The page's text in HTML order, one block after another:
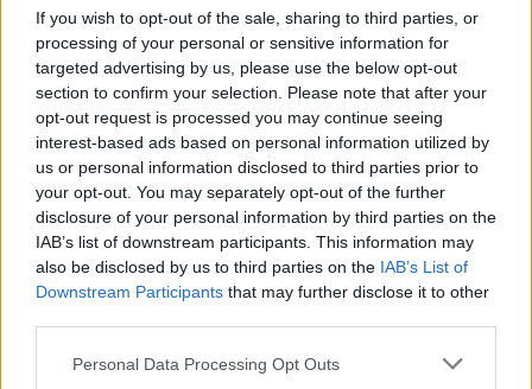
If you wish to opt-out of the sale, sharing to third parties, or
processing of your personal or sensitive information for
targeted advertising by us, please use the below opt-out
section to confirm your selection. Please note that after your
opt-out request is processed you may continue seeing
interest-based ads based on personal information utilized by
us or personal information disclosed to third parties prior to
your opt-out. You may separately opt-out of the further
disclosure of your personal information by third parties on the
IAB’s list of downstream participants. This information may
also be disclosed by us to third parties on the IAB’s List of
Downstream Participants that may further disclose it to other
Personal Data Processing Opt Outs
Přihlásit se a odpovědět
Naut |Předmět:RE: RE: 09.05.24 16:03:05
#1495
Reakce na příspěvek#1493
Když jeden pořád bere
a druhý pořád dává.